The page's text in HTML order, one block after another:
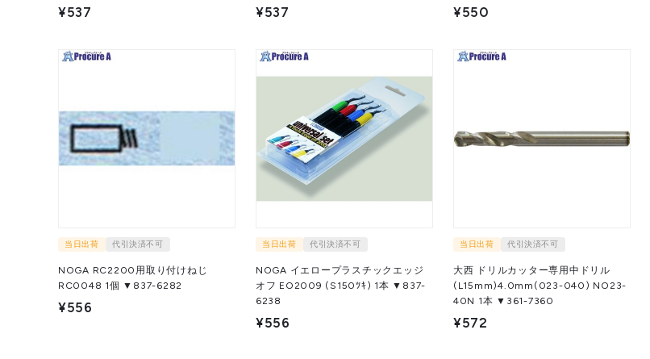
¥537 ¥537 ¥550
当日出荷 代引決済不可
NOGA RC2200用取り付けねじ
RC0048 1個 ▼837-6282
¥556
当日出荷 代引決済不可
NOGA イエロープラスチックエッジ
オフ EO2009 (S150ﾂｷ) 1本 ▼837-
6238
¥556
当日出荷 代引決済不可
大西 ドリルカッター専用中ドリル
(L15mm)4.0mm(023-040) NO23-
40N 1本 ▼361-7360
¥572